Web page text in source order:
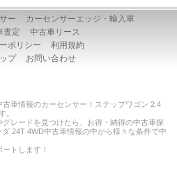
ー
カーセンサーエッジ・輸入車
査定
中古車リース
ポリシー
利用規約
プ
お問い合わせ
車情報のカーセンサー！ステップワゴン 2.4
。
レードを見つけたら、お得・納得の中古車探
24T 4WD中古車情報の中から様々な条件で中
トします！